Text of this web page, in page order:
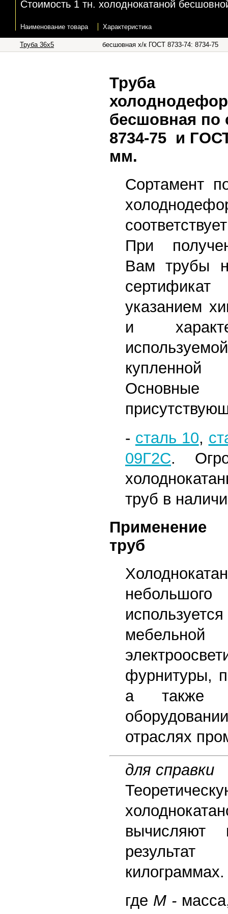
Стоимость 1 тн. холоднокатаной
Наименование товара Характеристика
Труба 36x5 бесшовная х/к ГОСТ 8733-74: 8734-75
Труба
бесшовная по
8734-75 и
мм.
Сортамент
При
Вам трубы
указанием
и
- сталь 10,
09Г2С.
труб в
Применение
труб
фурнитуры,
а также
отраслях
для справки
килограммах.
где М -